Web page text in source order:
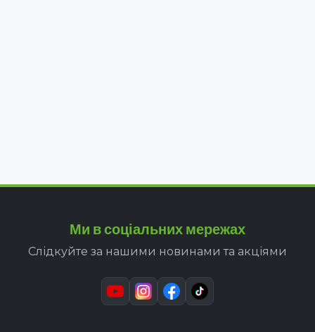
Ми в соціальних мережах
Слідкуйте за нашими новинами та акціями